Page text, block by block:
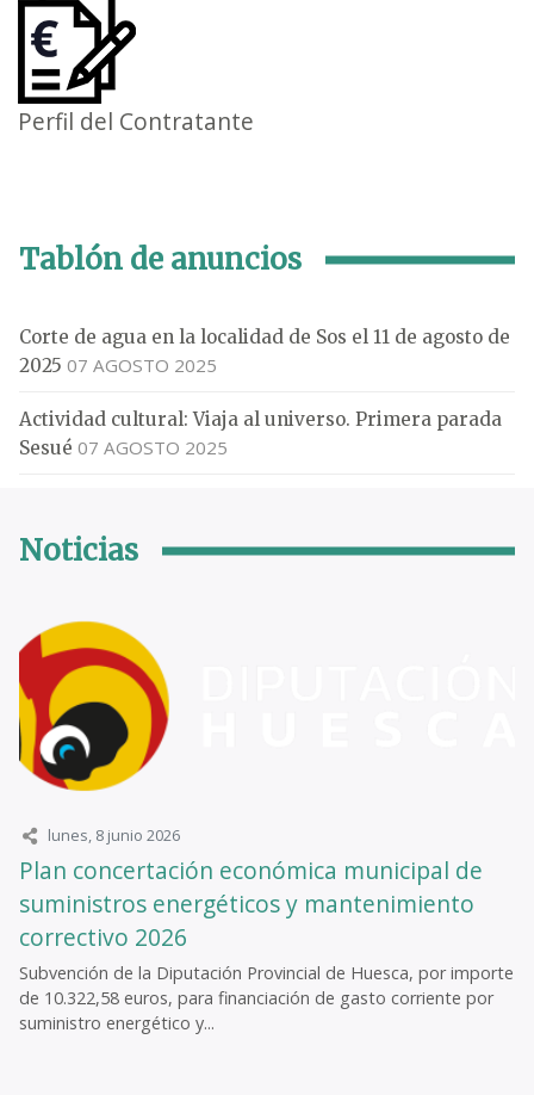
Perfil del Contratante
Tablón de anuncios
Corte de agua en la localidad de Sos el 11 de agosto de
2025 07 AGOSTO 2025
Actividad cultural: Viaja al universo. Primera parada
Sesué 07 AGOSTO 2025
Noticias
lunes, 8 junio 2026
Plan concertación económica municipal de
suministros energéticos y mantenimiento
correctivo 2026
Subvención de la Diputación Provincial de Huesca, por importe
de 10.322,58 euros, para financiación de gasto corriente por
suministro energético y...